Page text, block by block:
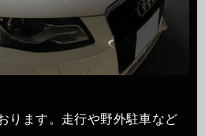
ります。走行や野外駐車など